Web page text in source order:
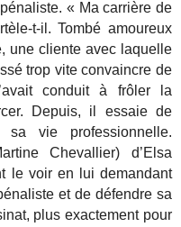
« Ma carrière de
t-il. Tombé amoureux
une cliente avec laquelle
trop vite convaincre de
conduit à frôler la
Depuis, il essaie de
vie professionnelle.
Chevallier) d’Elsa
le voir en lui demandant
et de défendre sa
plus exactement pour